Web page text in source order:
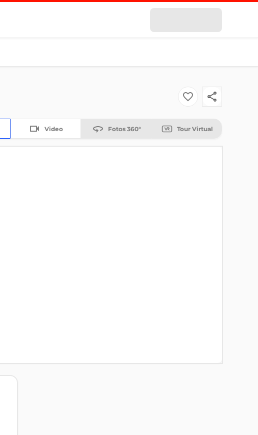
Video Fotos 360° Tour Virtual